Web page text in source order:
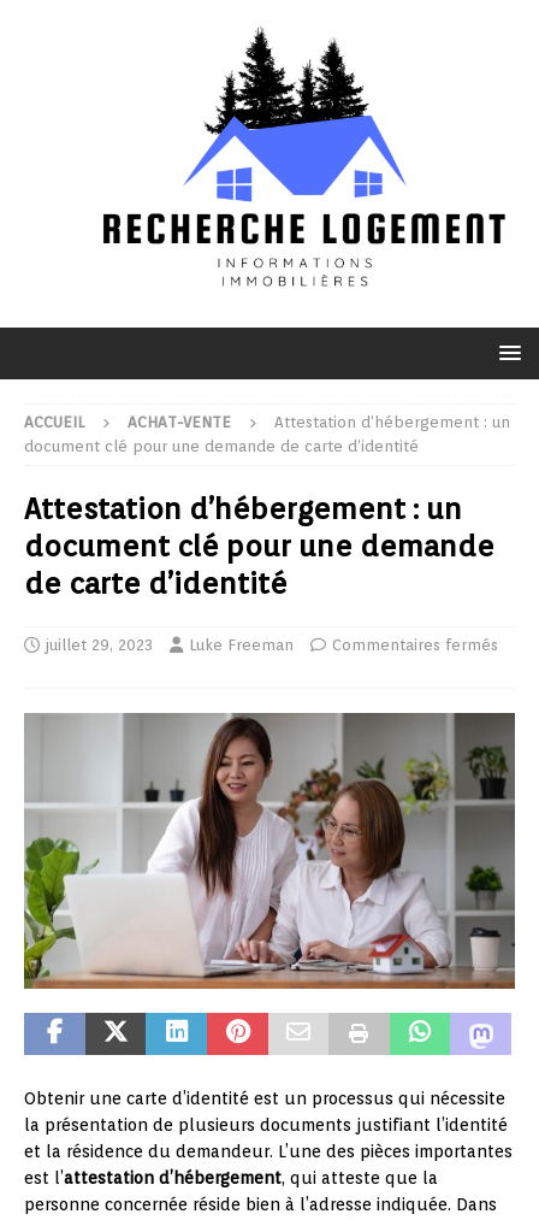
ACCUEIL ACHAT-VENTE
Attestation d’hébergement : un
document clé pour une demande de carte d’identité
Attestation d’hébergement : un
document clé pour une demande
de carte d’identité
juillet 29, 2023 Luke Freeman Commentaires fermés
Obtenir une carte d’identité est un processus qui nécessite
la présentation de plusieurs documents justifiant l’identité
et la résidence du demandeur. L’une des pièces importantes
est l’attestation d’hébergement, qui atteste que la
personne concernée réside bien à l’adresse indiquée. Dans